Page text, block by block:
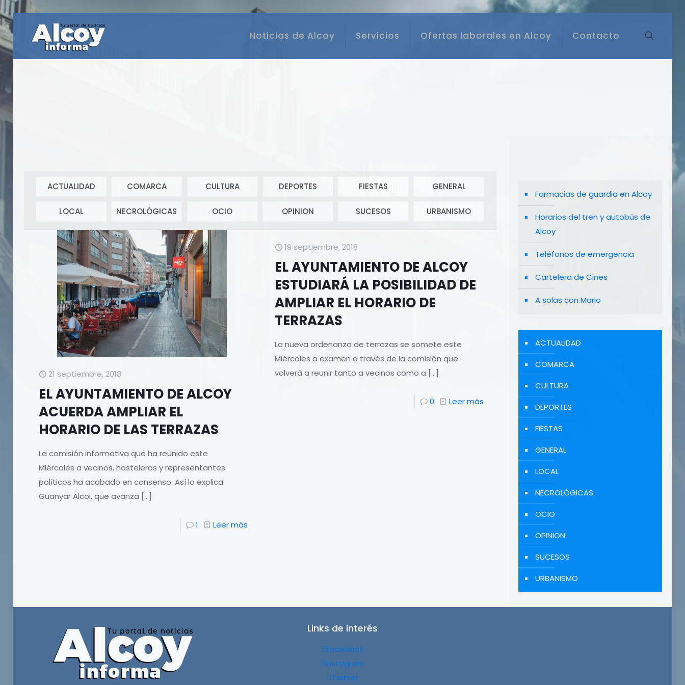
Noticias de Alcoy Servicios Ofertas laborales en Alcoy Contacto
ACTUALIDAD COMARCA CULTURA DEPORTES FIESTAS GENERAL
LOCAL NECROLÓGICAS OCIO OPINION SUCESOS URBANISMO
21 septiembre, 2018
EL AYUNTAMIENTO DE ALCOY
ACUERDA AMPLIAR EL
HORARIO DE LAS TERRAZAS
La comisión informativa que ha reunido este
Miércoles a vecinos, hosteleros y representantes
políticos ha acabado en consenso. Así lo explica
Guanyar Alcoi, que avanza […]
1 Leer más
19 septiembre, 2018
EL AYUNTAMIENTO DE ALCOY
ESTUDIARÁ LA POSIBILIDAD DE
AMPLIAR EL HORARIO DE
TERRAZAS
La nueva ordenanza de terrazas se somete este
Miércoles a examen a través de la comisión que
volverá a reunir tanto a vecinos como a […]
0 Leer más
Farmacias de guardia en Alcoy
Horarios del tren y autobús de
Alcoy
Teléfonos de emergencia
Cartelera de Cines
A solas con Mario
ACTUALIDAD
COMARCA
CULTURA
DEPORTES
FIESTAS
GENERAL
LOCAL
NECROLÓGICAS
OCIO
OPINION
SUCESOS
URBANISMO
Links de interés
Facebook
Instagram
Twitter